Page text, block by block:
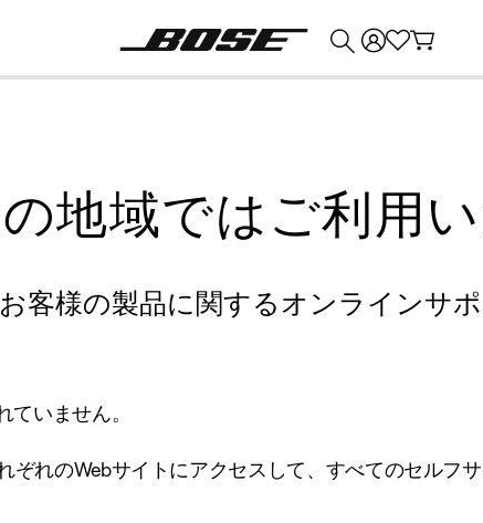
地域ではご利用
客様の製品に関するオンラインサ
いません。
れのWebサイトにアクセスして、すべてのセルフ